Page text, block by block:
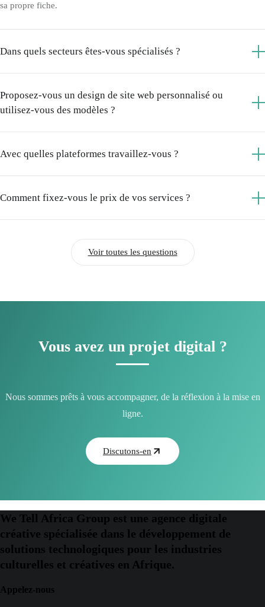
sa propre fiche.
Dans quels secteurs êtes-vous spécialisés ?
Proposez-vous un design de site web personnalisé ou
utilisez-vous des modèles ?
Avec quelles plateformes travaillez-vous ?
Comment fixez-vous le prix de vos services ?
Voir toutes les questions
Vous avez un projet digital ?
Nous sommes prêts à vous accompagner, de la réflexion à la mise en
ligne.
Discutons-en
We Tell Africa Group est une agence digitale
créative spécialisée dans le développement de
solutions technologiques pour les industries
culturelles et créatives en Afrique.
Appelez-nous